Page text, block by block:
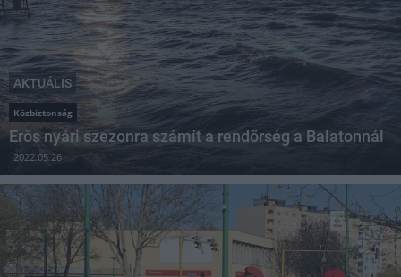
AKTUÁLIS
Közbiztonság
Erős nyári szezonra számít a rendőrség a Balatonnál
2022.05.26